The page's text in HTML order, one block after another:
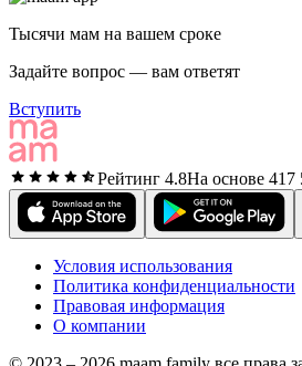
Тысячи мам на вашем сроке
Задайте вопрос — вам ответят
Вступить
Рейтинг 4.8На основе 417
Условия использования
Политика конфиденциальности
Правовая информация
О компании